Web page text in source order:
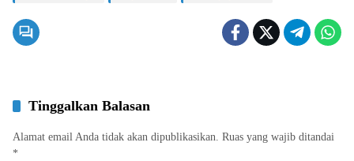
Tinggalkan Balasan
Alamat email Anda tidak akan dipublikasikan. Ruas yang wajib ditandai
*